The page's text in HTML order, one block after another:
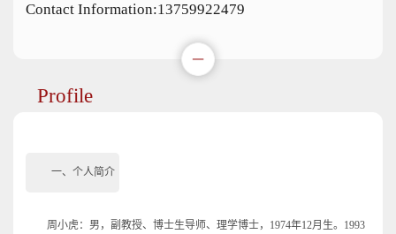
Contact Information:13759922479
Profile
一、个人简介
周小虎：男，副教授、博士生导师、理学博士，1974年12月生。1993